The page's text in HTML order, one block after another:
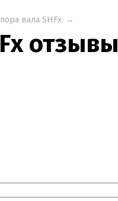
вала SHFх →
отзывы